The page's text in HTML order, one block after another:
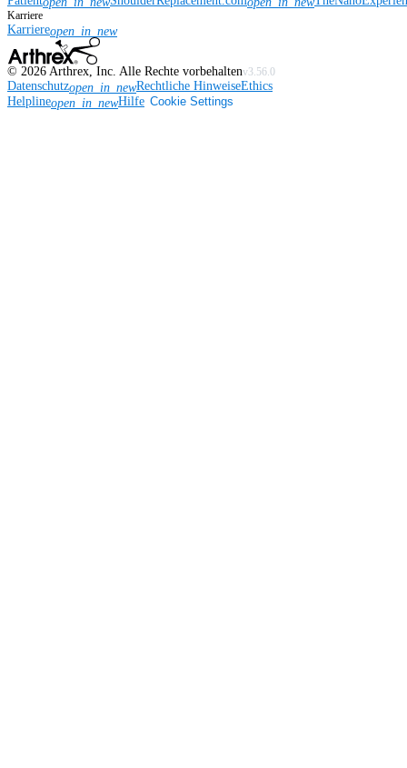
Karriere
Karriereopen_in_new
© 2026 Arthrex, Inc. Alle Rechte vorbehaltenv3.56.0
Datenschutzopen_in_newRechtliche HinweiseEthics
Helplineopen_in_newHilfe Cookie Settings